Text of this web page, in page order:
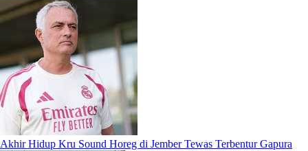
Akhir Hidup Kru Sound Horeg di Jember Tewas Terbentur Gapura